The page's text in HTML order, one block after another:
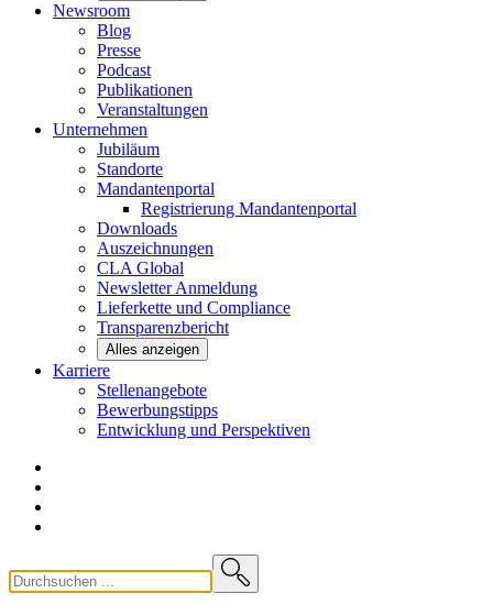
Newsroom
Blog
Presse
Podcast
Publikationen
Veranstaltungen
Unternehmen
Jubiläum
Standorte
Mandantenportal
Registrierung Mandantenportal
Downloads
Auszeichnungen
CLAGlobal
NewsletterAnmeldung
Lieferkette und Compliance
Transparenzbericht
Alles anzeigen
Karriere
Stellenangebote
Bewerbungstipps
Entwicklung und Perspektiven